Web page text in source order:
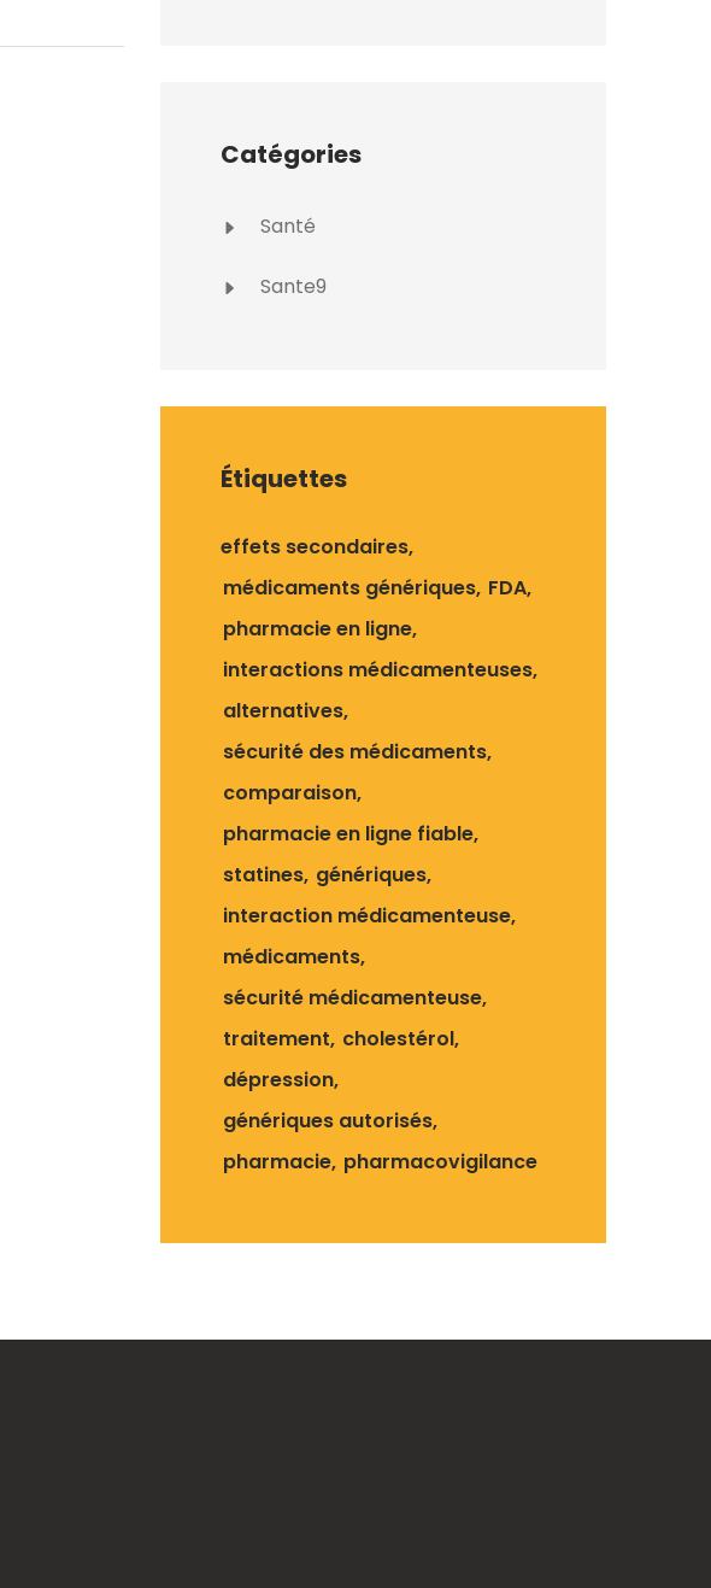
Catégories
Santé
Sante9
Étiquettes
effets secondaires
médicaments génériques FDA
pharmacie en ligne
interactions médicamenteuses
alternatives
sécurité des médicaments
comparaison
pharmacie en ligne fiable
statines génériques
interaction médicamenteuse
médicaments
sécurité médicamenteuse
traitement cholestérol
dépression
génériques autorisés
pharmacie pharmacovigilance